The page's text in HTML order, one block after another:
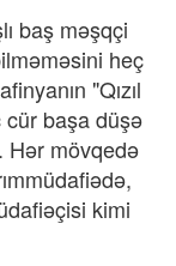
baş məşqçi
heç
"Qızıl
başa düşə
Hər mövqedə
kimi